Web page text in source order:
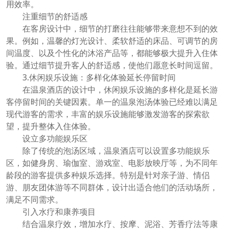
用效率。
注重细节的舒适感
在客房设计中，细节的打磨往往能够带来意想不到的效
果。例如，温馨的灯光设计、柔软舒适的床品、可调节的房
间温度、以及个性化的沐浴产品等，都能够极大提升入住体
验。通过细节提升客人的舒适感，使他们愿意长时间逗留。
3.休闲娱乐设施：多样化体验延长停留时间
在温泉酒店的设计中，休闲娱乐设施的多样化是延长游
客停留时间的关键因素。单一的温泉泡汤体验已经难以满足
现代游客的需求，丰富的娱乐设施能够激发游客的探索欲
望，提升整体入住体验。
设立多功能娱乐区
除了传统的泡汤区域，温泉酒店可以设置多功能娱乐
区，如健身房、瑜伽室、游戏室、电影放映厅等，为不同年
龄段的游客提供多种娱乐选择。特别是针对亲子游、情侣
游、朋友团体游等不同群体，设计出适合他们的活动场所，
满足不同需求。
引入水疗和康养项目
结合温泉疗效，增加水疗、按摩、泥浴、芳香疗法等康